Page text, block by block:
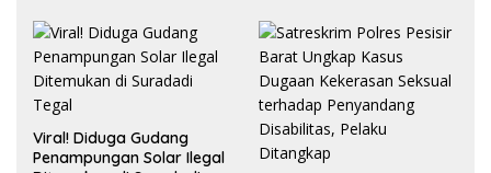
Viral! Diduga Gudang
Penampungan Solar Ilegal